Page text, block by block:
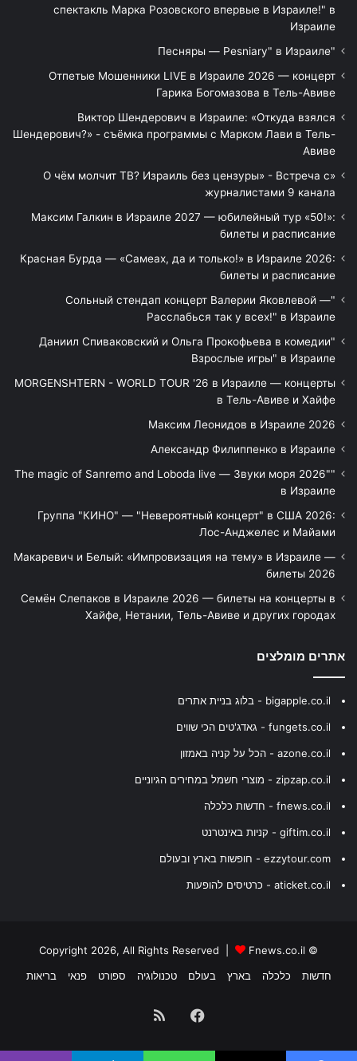
спектакль Марка Розовского впервые в Израиле!" в
Израиле
"Песняры — Pesniary" в Израиле
Отпетые Мошенники LIVE в Израиле 2026 — концерт
Гарика Богомазова в Тель-Авиве
Виктор Шендерович в Израиле: «Откуда взялся
Шендерович?» - съёмка программы с Марком Лави в Тель-
Авиве
«О чём молчит ТВ? Израиль без цензуры» - Встреча с
журналистами 9 канала
Максим Галкин в Израиле 2027 — юбилейный тур «50!»:
билеты и расписание
Красная Бурда — «Самеах, да и только!» в Израиле 2026:
билеты и расписание
"Сольный стендап концерт Валерии Яковлевой —
Расслабься так у всех!" в Израиле
"Даниил Спиваковский и Ольга Прокофьева в комедии
Взрослые игры" в Израиле
MORGENSHTERN - WORLD TOUR '26 в Израиле — концерты
в Тель-Авиве и Хайфе
Максим Леонидов в Израиле 2026
Александр Филиппенко в Израиле
"The magic of Sanremo and Loboda live — Звуки моря 2026"
в Израиле
Группа "КИНО" — "Невероятный концерт" в США 2026:
Лос-Анджелес и Майами
Макаревич и Белый: «Импровизация на тему» в Израиле —
билеты 2026
Семён Слепаков в Израиле 2026 — билеты на концерты в
Хайфе, Нетании, Тель-Авиве и других городах
אתרים מומלצים
bigapple.co.il - בלוג בניית אתרים
fungets.co.il - גאדג'טים הכי שווים
azone.co.il - הכל על קניה באמזון
zipzap.co.il - מוצרי חשמל במחירים הגיוניים
fnews.co.il - חדשות כלכלה
giftim.co.il - קניות באינטרנט
ezzytour.com - חופשות בארץ ובעולם
aticket.co.il - כרטיסים להופעות
© Copyright 2026, All Rights Reserved |
Fnews.co.il
חדשות
כלכלה בארץ בעולם טכנולוגיה ספורט פנאי בריאות
Facebook